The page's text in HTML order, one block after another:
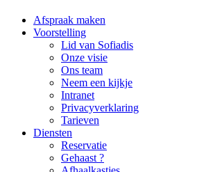
Afspraak maken
Voorstelling
Lid van Sofiadis
Onze visie
Ons team
Neem een kijkje
Intranet
Privacyverklaring
Tarieven
Diensten
Reservatie
Gehaast ?